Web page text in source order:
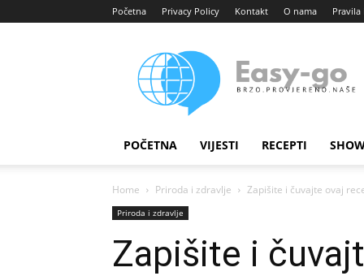
Početna Privacy Policy Kontakt O nama
portal
POČETNA VIJESTI RECEPTI
Home Priroda i zdravlje Zapišite i čuvajte ovaj
Priroda i zdravlje
Zapišite i